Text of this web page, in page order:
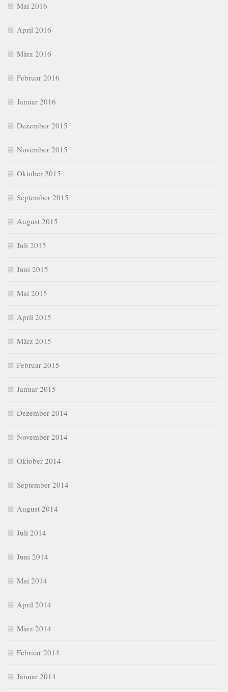
Mai 2016
April 2016
März 2016
Februar 2016
Januar 2016
Dezember 2015
November 2015
Oktober 2015
September 2015
August 2015
Juli 2015
Juni 2015
Mai 2015
April 2015
März 2015
Februar 2015
Januar 2015
Dezember 2014
November 2014
Oktober 2014
September 2014
August 2014
Juli 2014
Juni 2014
Mai 2014
April 2014
März 2014
Februar 2014
Januar 2014